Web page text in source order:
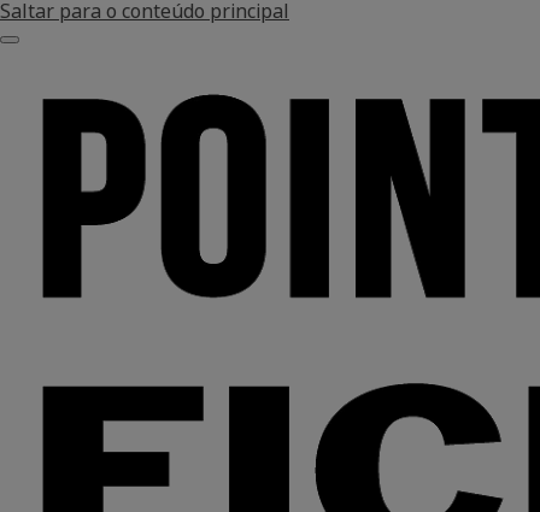
Saltar para o conteúdo principal
Menu